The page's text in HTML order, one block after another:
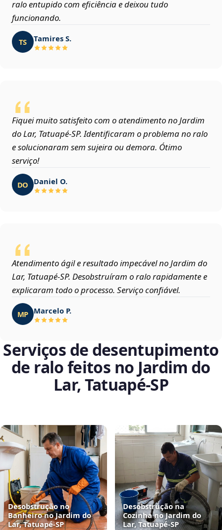
ralo entupido com eficiência e deixou tudo
funcionando.
TS Tamires S.
Fiquei muito satisfeito com o atendimento no Jardim
do Lar, Tatuapé‑SP. Identificaram o problema no ralo
e solucionaram sem sujeira ou demora. Ótimo
serviço!
DO Daniel O.
Atendimento ágil e resultado impecável no Jardim do
Lar, Tatuapé‑SP. Desobstruíram o ralo rapidamente e
explicaram todo o processo. Serviço confiável.
MP Marcelo P.
Serviços de desentupimento
de ralo feitos no Jardim do
Lar, Tatuapé‑SP
Desobstrução no
Banheiro no Jardim do
Lar, Tatuapé‑SP
Desobstrução na
Cozinha no Jardim do
Lar, Tatuapé‑SP